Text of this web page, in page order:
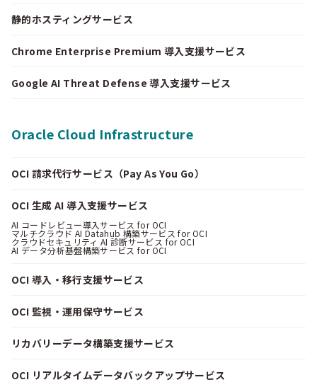
静的ホスティングサービス
Chrome Enterprise Premium 導入支援サービス
Google AI Threat Defense 導入支援サービス
Oracle Cloud Infrastructure
OCI 請求代行サービス（Pay As You Go）
OCI 生成 AI 導入支援サービス
AI コードレビュー導入サービス for OCI
マルチクラウド AI Datahub 構築サービス for OCI
クラウドセキュリティ AI 診断サービス for OCI
AI データ分析基盤構築サービス for OCI
OCI 導入・移行支援サービス
OCI 監視・運用保守サービス
リカバリーデータ構築支援サービス
OCI リアルタイムデータバックアップサービス